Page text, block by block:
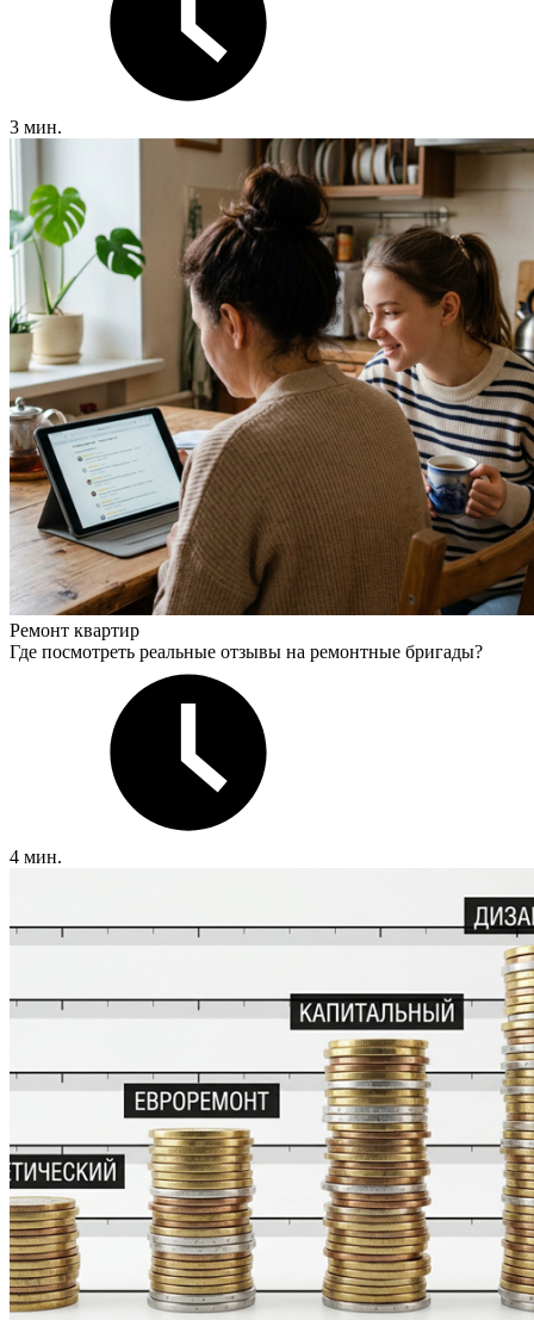
3 мин.
Ремонт квартир
Где посмотреть реальные отзывы на ремонтные бригады?
4 мин.